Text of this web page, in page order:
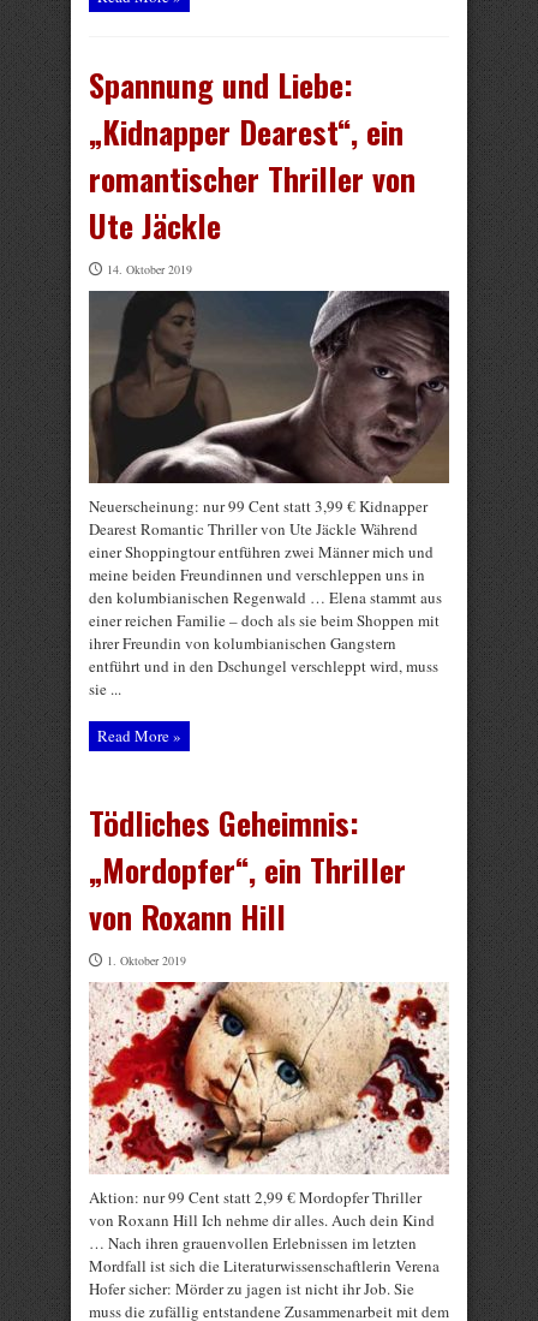
Spannung und Liebe:
„Kidnapper Dearest“, ein
romantischer Thriller von
Ute Jäckle
14. Oktober 2019
Neuerscheinung: nur 99 Cent statt 3,99 € Kidnapper
Dearest Romantic Thriller von Ute Jäckle Während
einer Shoppingtour entführen zwei Männer mich und
meine beiden Freundinnen und verschleppen uns in
den kolumbianischen Regenwald … Elena stammt aus
einer reichen Familie – doch als sie beim Shoppen mit
ihrer Freundin von kolumbianischen Gangstern
entführt und in den Dschungel verschleppt wird, muss
sie ...
Read More »
Tödliches Geheimnis:
„Mordopfer“, ein Thriller
von Roxann Hill
1. Oktober 2019
Aktion: nur 99 Cent statt 2,99 € Mordopfer Thriller
von Roxann Hill Ich nehme dir alles. Auch dein Kind
… Nach ihren grauenvollen Erlebnissen im letzten
Mordfall ist sich die Literaturwissenschaftlerin Verena
Hofer sicher: Mörder zu jagen ist nicht ihr Job. Sie
muss die zufällig entstandene Zusammenarbeit mit dem